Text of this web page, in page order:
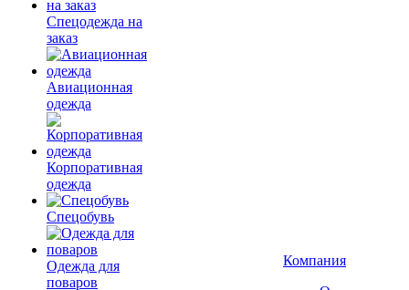
Спецодежда на
заказ
Авиационная
одежда
Корпоративная
одежда
Спецобувь
Одежда для
поваров
Компания